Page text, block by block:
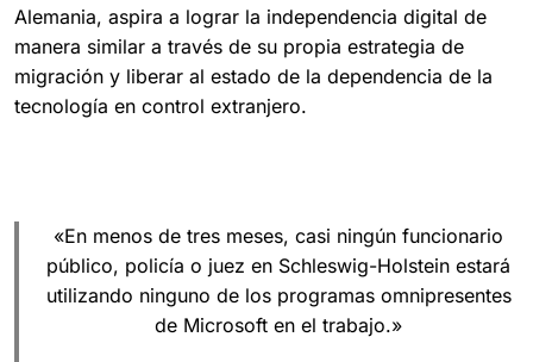
Alemania, aspira a lograr la independencia digital de
manera similar a través de su propia estrategia de
migración y liberar al estado de la dependencia de la
tecnología en control extranjero.
«En menos de tres meses, casi ningún funcionario
público, policía o juez en Schleswig-Holstein estará
utilizando ninguno de los programas omnipresentes
de Microsoft en el trabajo.»